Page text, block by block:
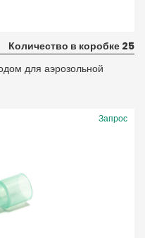
Количество в коробке 25
для аэрозольной
Запрос